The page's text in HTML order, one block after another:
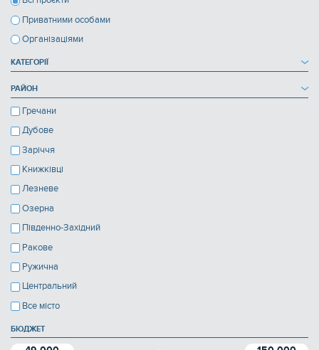
Приватними особами
Організаціями
КАТЕГОРІЇ
РАЙОН
Гречани
Дубове
Заріччя
Книжківці
Лезневе
Озерна
Південно-Західний
Ракове
Ружична
Центральний
Все місто
БЮДЖЕТ